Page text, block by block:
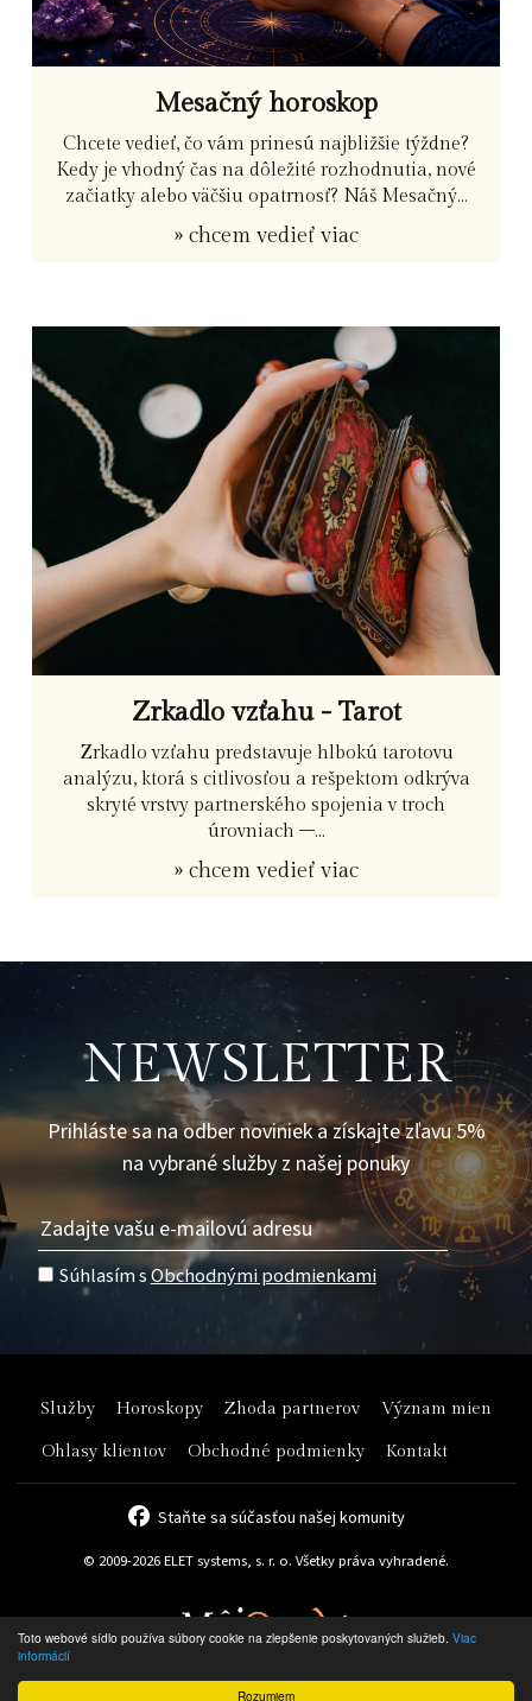
Rozumiem
Toto webové sídlo používa súbory cookie na zlepšenie poskytovaných služieb. Viac
informácií
Mesačný horoskop
Chcete vedieť, čo vám prinesú najbližšie týždne?
Kedy je vhodný čas na dôležité rozhodnutia, nové
začiatky alebo väčšiu opatrnosť? Náš Mesačný...
» chcem vedieť viac
Zrkadlo vzťahu - Tarot
Zrkadlo vzťahu predstavuje hlbokú tarotovu
analýzu, ktorá s citlivosťou a rešpektom odkrýva
skryté vrstvy partnerského spojenia v troch
úrovniach –...
» chcem vedieť viac
NEWSLETTER
Prihláste sa na odber noviniek a získajte zľavu 5%
na vybrané služby z našej ponuky
Súhlasím sObchodnými podmienkami
Služby Horoskopy Zhoda partnerov Význam mien
Ohlasy klientov Obchodné podmienky Kontakt
Staňte sa súčasťou našej komunity
© 2009-2026 ELET systems, s. r. o. Všetky práva vyhradené.